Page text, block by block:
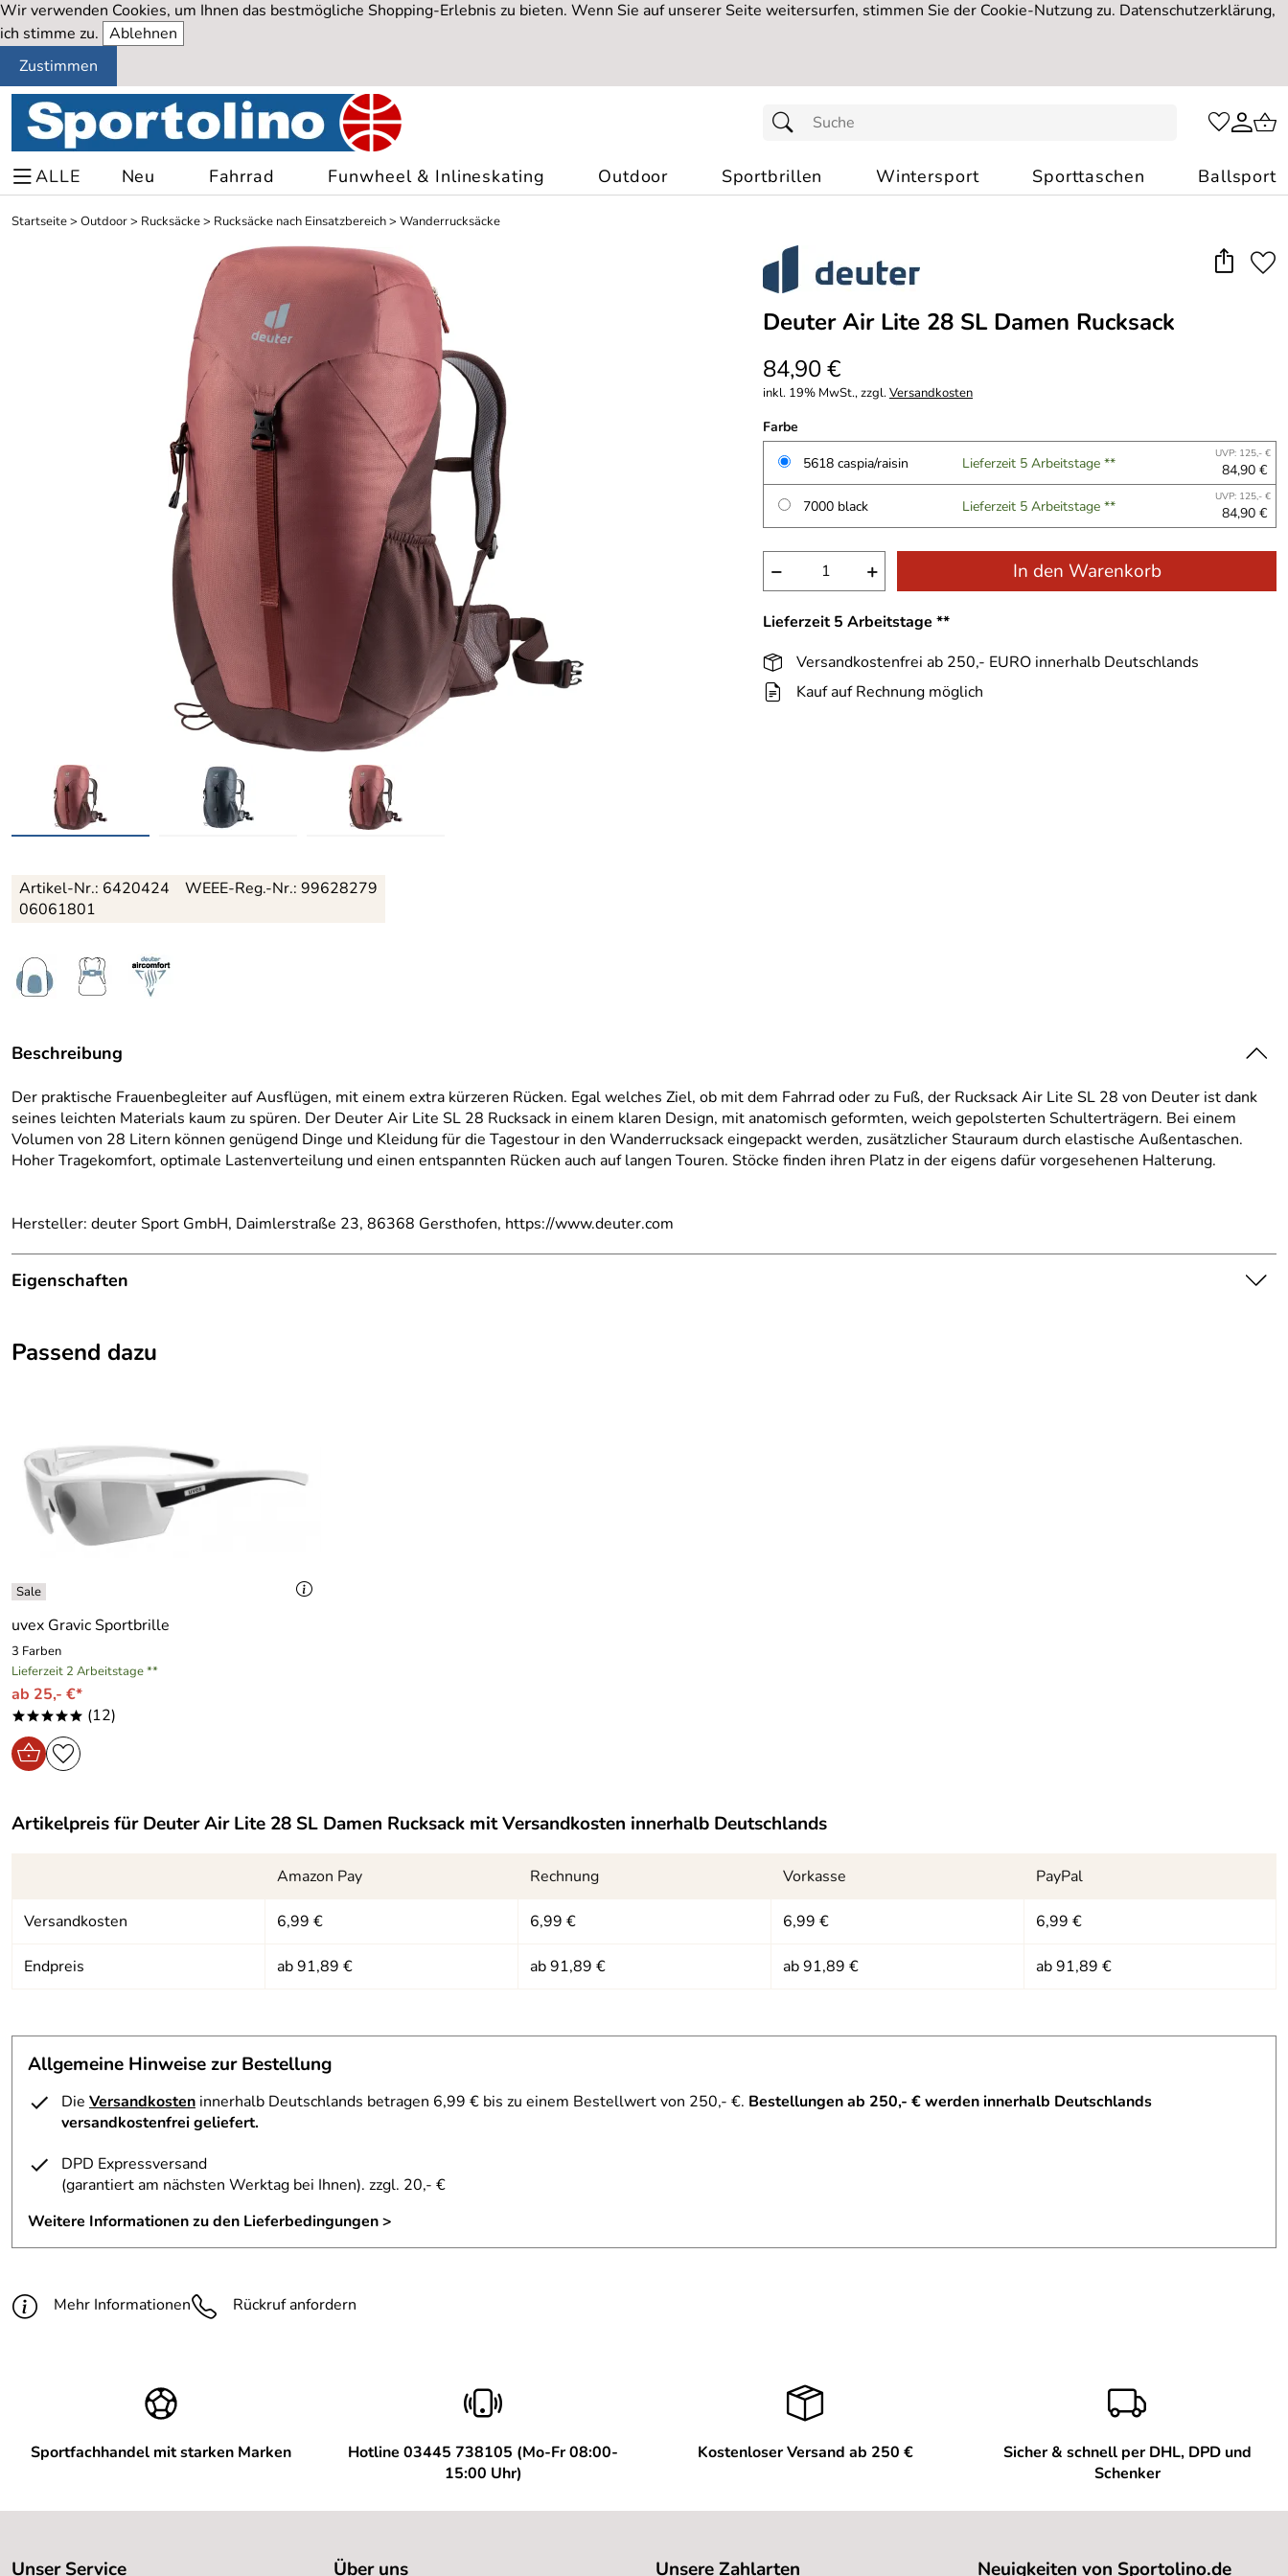
Wir verwenden Cookies, um Ihnen das bestmögliche Shopping-Erlebnis zu bieten. Wenn Sie auf unserer Seite weitersurfen, stimmen Sie der Cookie-Nutzung zu. Datenschutzerklärung,
ich stimme zu. Ablehnen
Zustimmen
ALLE Neu Fahrrad Funwheel & Inlineskating Outdoor Sportbrillen Wintersport Sporttaschen Ballsport
Startseite> Outdoor> Rucksäcke> Rucksäcke nach Einsatzbereich> Wanderrucksäcke
Deuter Air Lite 28 SL Damen Rucksack
84,90 €
inkl. 19% MwSt., zzgl.Versandkosten
Farbe
5618 caspia/raisin
Lieferzeit 5 Arbeitstage ** UVP: 125,- €
84,90 €
7000 black
Lieferzeit 5 Arbeitstage ** UVP: 125,- €
84,90 €
− + In den Warenkorb
Lieferzeit 5 Arbeitstage **
Versandkostenfrei ab 250,- EURO innerhalb Deutschlands
Kauf auf Rechnung möglich
Artikel-Nr.: 6420424
06061801
WEEE-Reg.-Nr.: 99628279
Beschreibung
Der praktische Frauenbegleiter auf Ausflügen, mit einem extra kürzeren Rücken. Egal welches Ziel, ob mit dem Fahrrad oder zu Fuß, der Rucksack Air Lite SL 28 von Deuter ist dank
seines leichten Materials kaum zu spüren. Der Deuter Air Lite SL 28 Rucksack in einem klaren Design, mit anatomisch geformten, weich gepolsterten Schulterträgern. Bei einem
Volumen von 28 Litern können genügend Dinge und Kleidung für die Tagestour in den Wanderrucksack eingepackt werden, zusätzlicher Stauraum durch elastische Außentaschen.
Hoher Tragekomfort, optimale Lastenverteilung und einen entspannten Rücken auch auf langen Touren. Stöcke finden ihren Platz in der eigens dafür vorgesehenen Halterung.
Hersteller: deuter Sport GmbH, Daimlerstraße 23, 86368 Gersthofen, https://www.deuter.com
Eigenschaften
Volumen:
28 Liter
Passend dazu
uvex Gravic Sportbrille
3 Farben
Lieferzeit 2 Arbeitstage **
ab 25,- €*
***** (12)
Artikelpreis fürDeuter Air Lite 28 SL Damen Rucksack mit Versandkosten innerhalb Deutschlands
Amazon Pay Rechnung Vorkasse PayPal
Versandkosten 6,99 € 6,99 € 6,99 € 6,99 €
Endpreis ab 91,89 € ab 91,89 € ab 91,89 € ab 91,89 €
Allgemeine Hinweise zur Bestellung
Die Versandkosten innerhalb Deutschlands betragen 6,99 € bis zu einem Bestellwert von 250,- €. Bestellungen ab 250,- € werden innerhalb Deutschlands
versandkostenfrei geliefert.
DPD Expressversand
(garantiert am nächsten Werktag bei Ihnen). zzgl. 20,- €
Weitere Informationen zu den Lieferbedingungen >
Mehr Informationen Rückruf anfordern
Sportfachhandel mit starken Marken
Hotline 03445 738105 (Mo-Fr 08:00-
15:00 Uhr)
Kostenloser Versand ab 250 €
Sicher & schnell per DHL, DPD und
Schenker
Unser Service Über uns Unsere Zahlarten Neuigkeiten von Sportolino.de